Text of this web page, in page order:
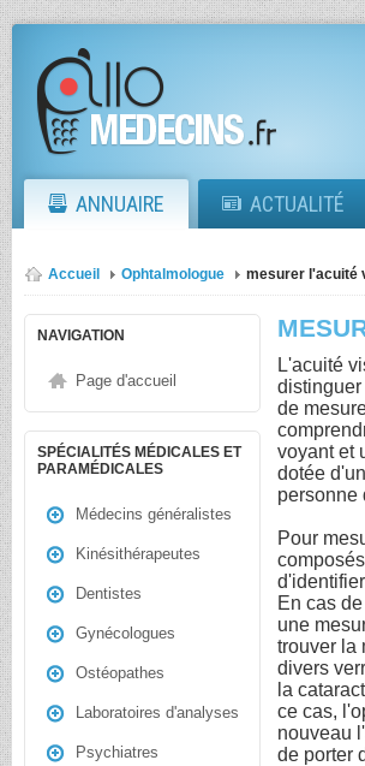
ANNUAIRE ACTUALITÉ
Accueil Ophtalmologue mesurer l'acuité
NAVIGATION
Page d'accueil
SPÉCIALITÉS MÉDICALES ET
PARAMÉDICALES
Médecins généralistes
Kinésithérapeutes
Dentistes
Gynécologues
Ostéopathes
Laboratoires d'analyses
Psychiatres
L'acuité
de
voyant et
dotée
personne
Pour
En cas
une
trouver la
divers
la
ce cas,
nouveau
de porter